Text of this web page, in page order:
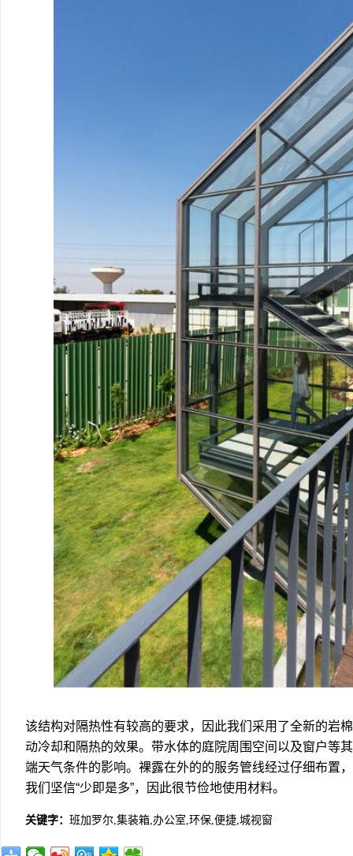
该结构对隔热性有较高的要求，因此我们采用了全新的岩
动冷却和隔热的效果。带水体的庭院周围空间以及窗户等
端天气条件的影响。裸露在外的的服务管线经过仔细布置
我们坚信“少即是多”，因此很节俭地使用材料。
关键字： 班加罗尔,集装箱,办公室,环保,便捷,城视窗